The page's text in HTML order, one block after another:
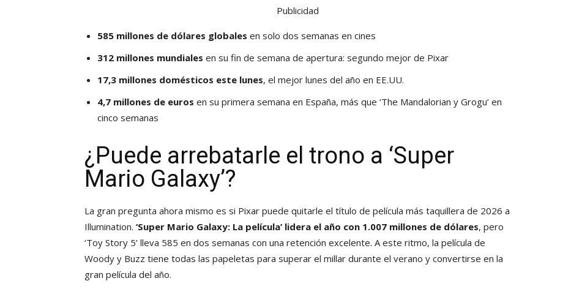
Publicidad
585 millones de dólares globales en solo dos semanas en cines
312 millones mundiales en su fin de semana de apertura: segundo mejor de Pixar
17,3 millones domésticos este lunes, el mejor lunes del año en EE.UU.
4,7 millones de euros en su primera semana en España, más que ‘The Mandalorian y Grogu’ en
cinco semanas
¿Puede arrebatarle el trono a ‘Super
Mario Galaxy’?
La gran pregunta ahora mismo es si Pixar puede quitarle el título de película más taquillera de 2026 a
Illumination. ‘Super Mario Galaxy: La película’ lidera el año con 1.007 millones de dólares, pero
‘Toy Story 5’ lleva 585 en dos semanas con una retención excelente. A este ritmo, la película de
Woody y Buzz tiene todas las papeletas para superar el millar durante el verano y convertirse en la
gran película del año.